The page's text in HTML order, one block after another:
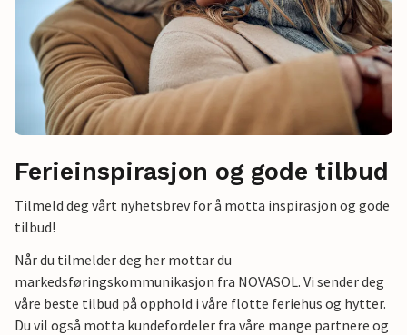
Ferieinspirasjon og gode tilbud
Tilmeld deg vårt nyhetsbrev for å motta inspirasjon og gode
tilbud!
Når du tilmelder deg her mottar du
markedsføringskommunikasjon fra NOVASOL. Vi sender deg
våre beste tilbud på opphold i våre flotte feriehus og hytter.
Du vil også motta kundefordeler fra våre mange partnere og